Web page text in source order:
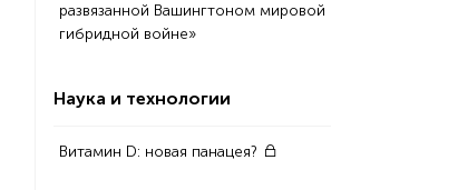
развязанной Вашингтоном мировой
гибридной войне»
Наука и технологии
Витамин D: новая панацея?